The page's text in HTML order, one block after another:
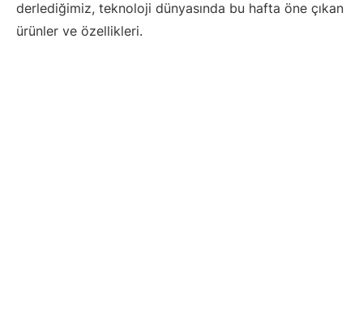
derlediğimiz, teknoloji dünyasında bu hafta öne çıkan
ürünler ve özellikleri.